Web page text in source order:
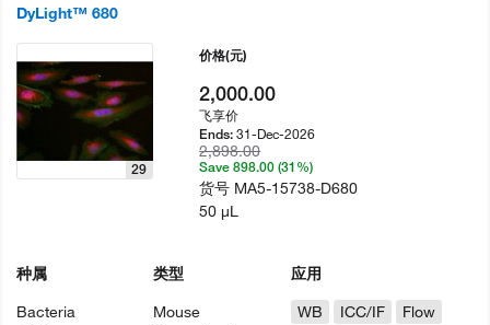
DyLight™ 680
29
种属
Bacteria
类型
Mouse
应用
WB
ICC/IF Flow
价格(元)
2,000.00
飞享价
Ends:31-Dec-2026
2,898.00
Save 898.00 (31%)
货号 MA5-15738-D680
50 µL